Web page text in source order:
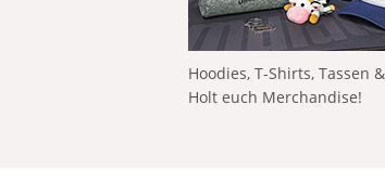
Hoodies, T-Shirts, Tassen
Holt euch Merchandise!